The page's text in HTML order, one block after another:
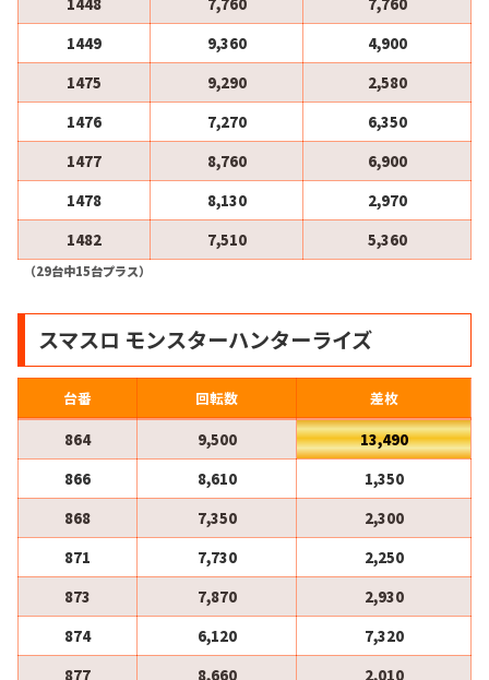
1449
9,360
4,900
1475
9,290
2,580
1476
7,270
6,350
1477
8,760
6,900
1478
8,130
2,970
1482
7,510 5,360
（29台中15台プラス）
スマスロ モンスターハンターライズ
台番 回転数
差枚
864
9,500
13,490
866
8,610
1,350
868
7,350
2,300
871
7,730
2,250
873
7,870
2,930
874
6,120
7,320
877
8,660 2,010